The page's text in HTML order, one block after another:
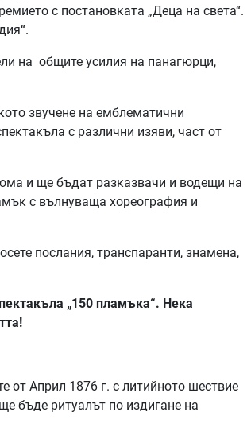
с постановката „Деца на света“.
на общите усилия на панагюрци,
звучене на емблематични
с различни изяви, част от
и ще бъдат разказвачи и водещи на
с вълнуваща хореография и
послания, транспаранти, знамена,
„150 пламъка“. Нека
от Април 1876 г. с литийното шествие
бъде ритуалът по издигане на